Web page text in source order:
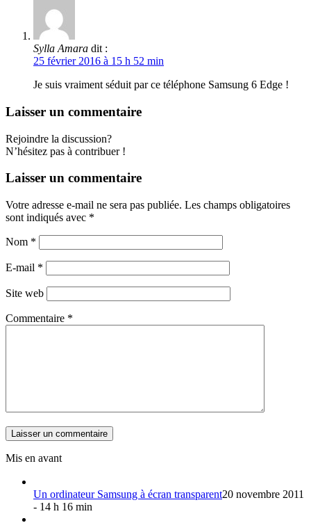
Sylla Amara dit :
25 février 2016 à 15 h 52 min
Je suis vraiment séduit par ce téléphone Samsung 6 Edge !
Laisser un commentaire
Rejoindre la discussion?
N’hésitez pas à contribuer !
Laisser un commentaire
Votre adresse e-mail ne sera pas publiée. Les champs obligatoires
sont indiqués avec *
Nom *
E-mail *
Site web
Commentaire *
Mis en avant
Un ordinateur Samsung à écran transparent20 novembre 2011
- 14 h 16 min